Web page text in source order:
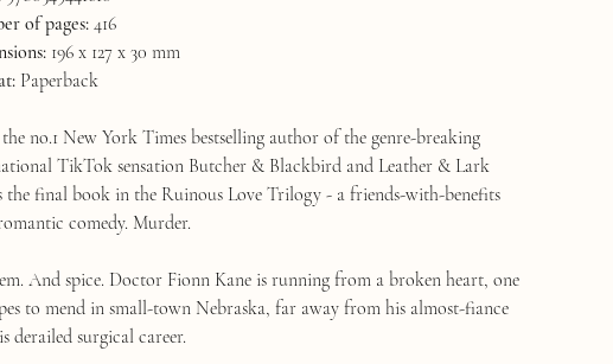
of pages:416
196 x 127 x 30 mm
Paperback
no.1 New York Times bestselling author of the genre-breaking
TikTok sensation Butcher & Blackbird and Leather & Lark
the final book in the Ruinous Love Trilogy - a friends-with-benefits
comedy. Murder.
And spice. Doctor Fionn Kane is running from a broken heart, one
to mend in small-town Nebraska, far away from his almost-fiance
derailed surgical career.